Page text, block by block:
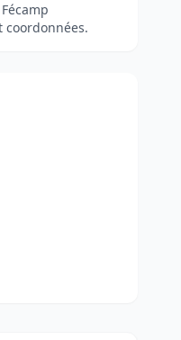
coordonnées.